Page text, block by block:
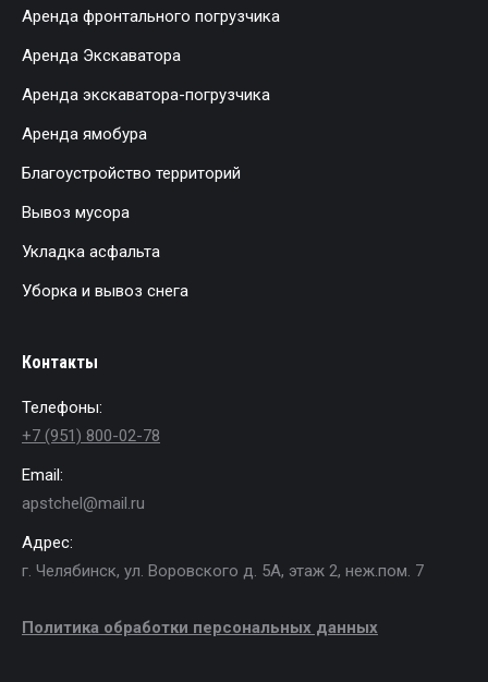
Аренда фронтального погрузчика
Аренда Экскаватора
Аренда экскаватора-погрузчика
Аренда ямобура
Благоустройство территорий
Вывоз мусора
Укладка асфальта
Уборка и вывоз снега
Контакты
Телефоны:
+7 (951) 800-02-78
Email:
apstchel@mail.ru
Адрес:
г. Челябинск, ул. Воровского д. 5А, этаж 2, неж.пом. 7
Политика обработки персональных данных